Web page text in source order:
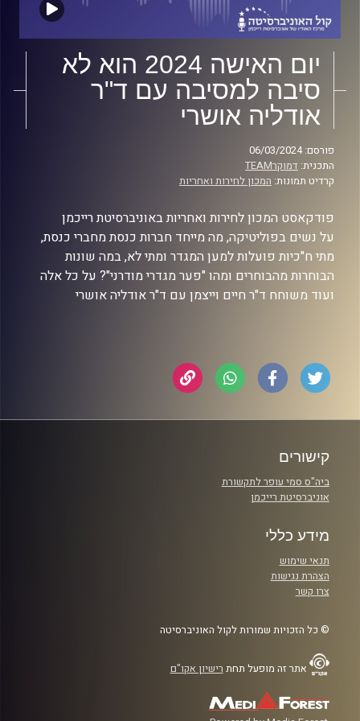
יום האישה 2024 הוא לא
סיבה למסיבה עם ד"ר
אודליה אושרי
פורסם: 06/03/2024
התכנית: דמוקרTEAM
קרדיט תמונות: המכון לחירות ואחריות
פודקאסט המכון לחירות ואחריות באוניברסיטת רייכמן
על נשים בפוליטיקה, מה מייחד חברות כנסת מחברי כנסת,
מתי ח"כיות פועלות למען המגדר ומתי לא, במה שונות
הבוחרות מהבוחרים ומהו "פער מגדרי מודרני"? על כל אלה
ועוד משוחח ד"ר חיים וייצמן עם ד"ר אודליה אושרי
קישורים
ביה"ס סמי עופר לתקשורת
אוניברסיטת רייכמן
מידע כללי
תנאי שימוש
הצהרת נגישות
צרו קשר
© כל הזכויות שמורות לקול האוניברסיטה
אתר זה מופעל תחת רישיון אקו"ם